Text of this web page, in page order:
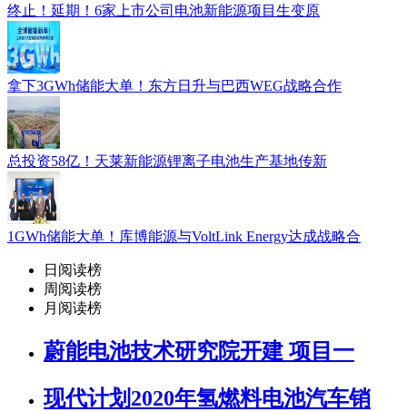
终止！延期！6家上市公司电池新能源项目生变原
拿下3GWh储能大单！东方日升与巴西WEG战略合作
总投资58亿！天莱新能源锂离子电池生产基地传新
1GWh储能大单！库博能源与VoltLink Energy达成战略合
日阅读榜
周阅读榜
月阅读榜
蔚能电池技术研究院开建 项目一
现代计划2020年氢燃料电池汽车销